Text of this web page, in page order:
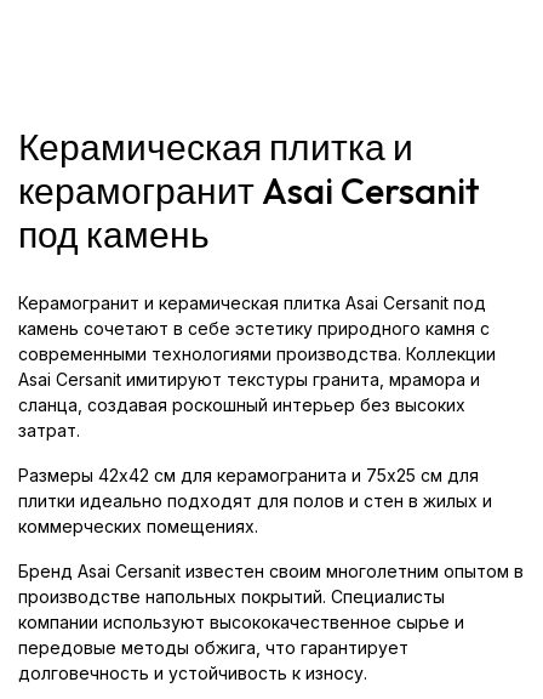
Керамическая плитка и
керамогранит Asai Cersanit
под камень
Керамогранит и керамическая плитка Asai Cersanit под
камень сочетают в себе эстетику природного камня с
современными технологиями производства. Коллекции
Asai Cersanit имитируют текстуры гранита, мрамора и
сланца, создавая роскошный интерьер без высоких
затрат.
Размеры 42x42 см для керамогранита и 75x25 см для
плитки идеально подходят для полов и стен в жилых и
коммерческих помещениях.
Бренд Asai Cersanit известен своим многолетним опытом в
производстве напольных покрытий. Специалисты
компании используют высококачественное сырье и
передовые методы обжига, что гарантирует
долговечность и устойчивость к износу.